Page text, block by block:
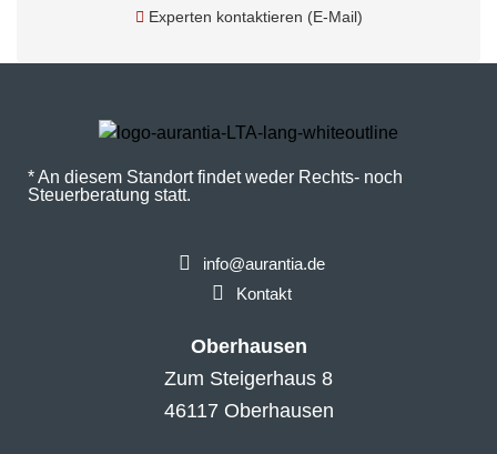
Experten kontaktieren (E-Mail)
* An diesem Standort findet weder Rechts- noch
Steuerberatung statt.
info@aurantia.de
Kontakt
Oberhausen
Zum Steigerhaus 8
46117 Oberhausen